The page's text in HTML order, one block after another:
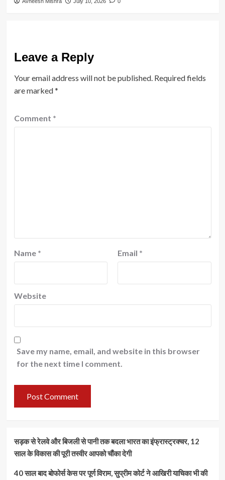
Leave a Reply
Your email address will not be published. Required fields
are marked*
Comment *
Name * Email *
Website
Save my name, email, and website in this browser
for the next time I comment.
सड़क से रेलवे और बिजली से पानी तक बदला भारत का इंफ्रास्ट्रक्चर, 12
साल के विकास की पूरी तस्वीर आपको चौंका देगी
40 साल बाद बोफोर्स केस पर पूर्ण विराम, सुप्रीम कोर्ट ने आखिरी याचिका भी की